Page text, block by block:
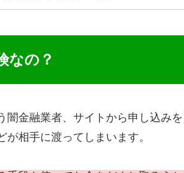
なの？
闇金融業者、サイトから申し込み
相手に渡ってしまいます。